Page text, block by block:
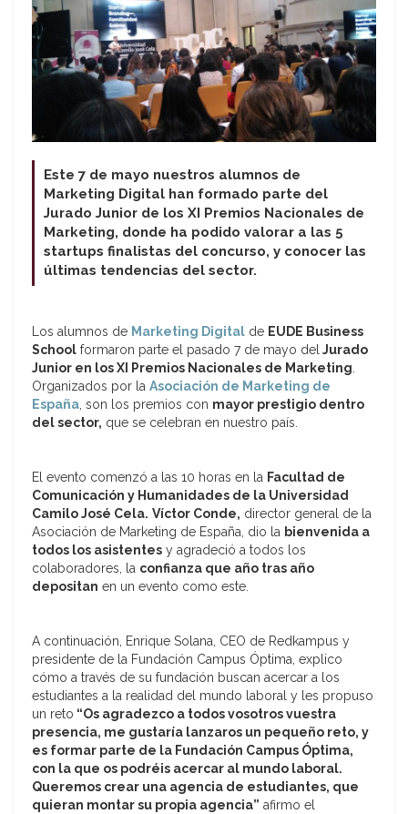
Este 7 de mayo nuestros alumnos de
Marketing Digital han formado parte del
Jurado Junior de los XI Premios Nacionales de
Marketing, donde ha podido valorar a las 5
startups finalistas del concurso, y conocer las
últimas tendencias del sector.
Los alumnos de Marketing Digital de EUDE Business
School formaron parte el pasado 7 de mayo delJurado
Junior en los XI Premios Nacionales de Marketing.
Organizados por la Asociación de Marketing de
España, son los premios con mayor prestigio dentro
del sector, que se celebran en nuestro país.
El evento comenzó a las 10 horas en la Facultad de
Comunicación y Humanidades de la Universidad
Camilo José Cela. Víctor Conde, director general de la
Asociación de Marketing de España, dio la bienvenida a
todos los asistentes y agradeció a todos los
colaboradores, la confianza que año tras año
depositan en un evento como este.
A continuación, Enrique Solana, CEO de Redkampus y
presidente de la Fundación Campus Óptima, explico
cómo a través de su fundación buscan acercar a los
estudiantes a la realidad del mundo laboral y les propuso
un reto “Os agradezco a todos vosotros vuestra
presencia, me gustaría lanzaros un pequeño reto, y
es formar parte de la Fundación Campus Óptima,
con la que os podréis acercar al mundo laboral.
Queremos crear una agencia de estudiantes, que
quieran montar su propia agencia” afirmo el